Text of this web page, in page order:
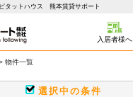
タットハウス 熊本賃貸サポート
入居者様へ
物件一覧
選択中の条件